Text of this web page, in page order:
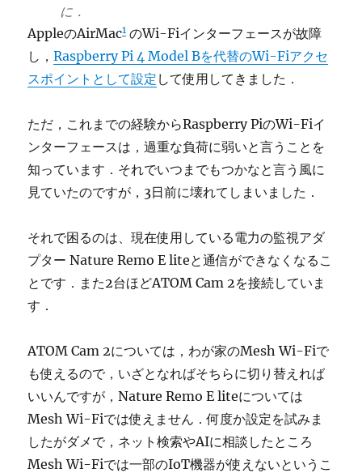
に．
AppleのAirMac1 のWi-Fiインターフェースが故障
し，Raspberry Pi 4 Model Bを代替のWi-Fiアクセ
スポイントとして設定 して使用してきました．
ただ，これまでの経験からRaspberry PiのWi-Fiイ
ンターフェースは，過重な負荷に弱いと言うことを
知っています．それでいつまでもつかなと言う風に
見ていたのですが，3日前に壊れてしまいました．
それで困るのは、現在使用している電力の監視アダ
プター Nature Remo E liteと通信ができなくなるこ
とです．また2台ほどATOM Cam 2を接続していま
す．
ATOM Cam 2については，わが家のMesh Wi-Fiで
も使えるので，いざとなればそちらに切り替えれば
いいんですが，Nature Remo E liteについては
Mesh Wi-Fiでは使えません．何度か設定を試みま
したがダメで，ネット検索やAIに相談したところ
Mesh Wi-Fiでは一部のIoT機器が使えないというこ